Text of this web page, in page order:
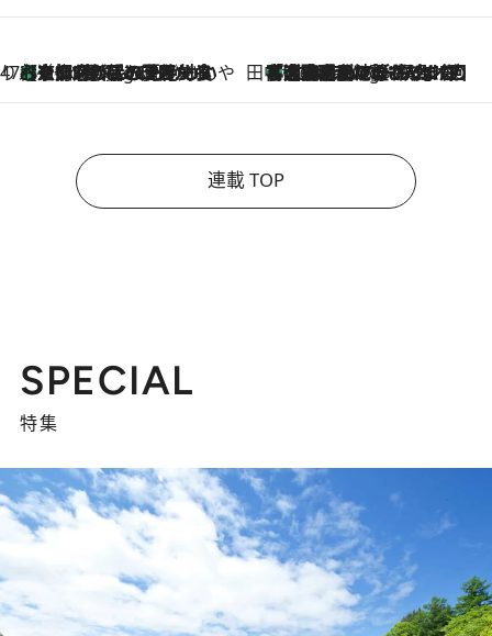
47都道府県の手みやげ ひんやりスイーツで夏を満喫
4 Hours Ago
【京都府】この夏絶対食べたい 冷やしておいしいおやつ3選 ひと口目から心を掴む新緑のテリーヌ 田中稲の勝手に再ブーム
9 Hours Ago
「湘南乃風に憧れて」観客大盛上がりの“タオル回し”に、ラッパー顔負けの高速歌唱まで…さだまさし（74）のアグレッシブすぎる現在地
連載 TOP
SPECIAL
特集